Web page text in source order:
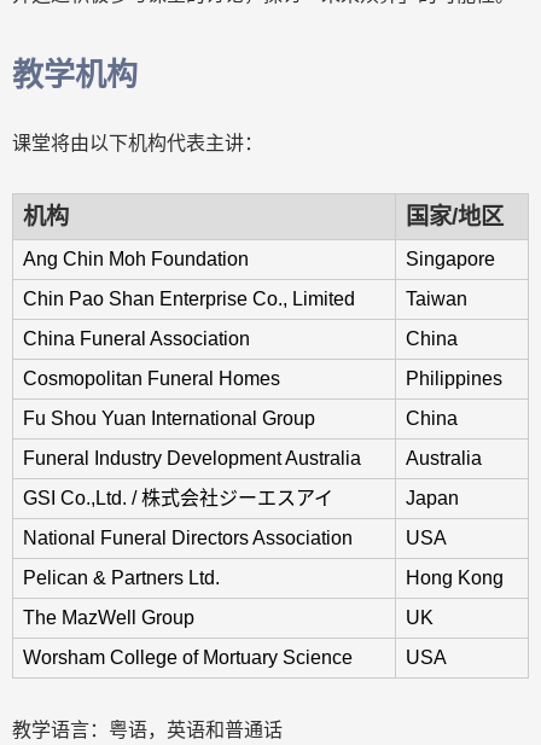
教学机构
课堂将由以下机构代表主讲：
机构 国家/地区
Ang Chin Moh Foundation
Singapore
Chin Pao Shan Enterprise Co., Limited
Taiwan
China Funeral Association
China
Cosmopolitan Funeral Homes
Philippines
Fu Shou Yuan International Group
China
Funeral Industry Development Australia
Australia
GSI Co.,Ltd. / 株式会社ジーエスアイ
Japan
National Funeral Directors Association
USA
Pelican & Partners Ltd.
Hong Kong
The MazWell Group
UK
Worsham College of Mortuary Science
USA
教学语言：粤语，英语和普通话